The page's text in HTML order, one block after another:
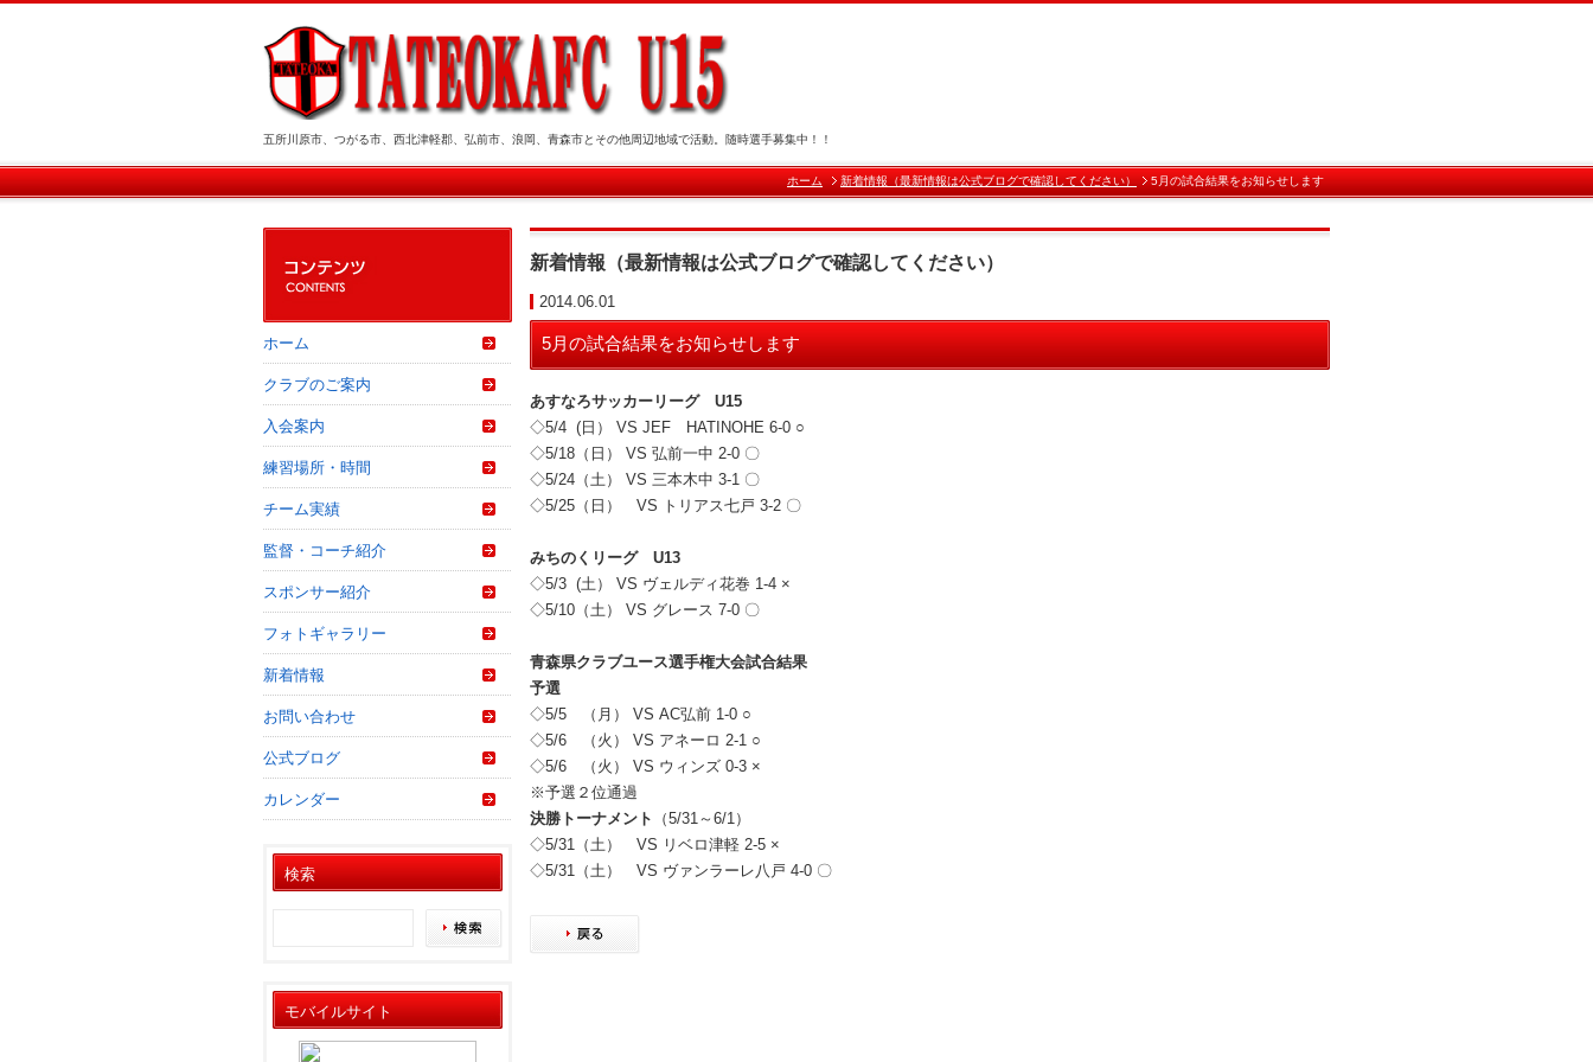
五所川原市、つがる市、西北津軽郡、弘前市、浪岡、青森市とその他周辺地域で活動。随時選手募集中！！
ホーム 新着情報（最新情報は公式ブログで確認してください） 5月の試合結果をお知らせします
新着情報（最新情報は公式ブログで確認してください）
2014.06.01
5月の試合結果をお知らせします
あすなろサッカーリーグ U15
◇5/4 (日） VS JEF HATINOHE 6-0 ○
◇5/18（日） VS 弘前一中 2-0 〇
◇5/24（土） VS 三本木中 3-1 〇
◇5/25（日） VS トリアス七戸 3-2 〇
みちのくリーグ U13
◇5/3 (土） VS ヴェルディ花巻 1-4 ×
◇5/10（土） VS グレース 7-0 〇
青森県クラブユース選手権大会試合結果
予選
◇5/5 （月） VS AC弘前 1-0 ○
◇5/6 （火） VS アネーロ 2-1 ○
◇5/6 （火） VS ウィンズ 0-3 ×
※予選２位通過
決勝トーナメント
（5/31～6/1）
◇5/31（土） VS リベロ津軽 2-5 ×
◇5/31（土） VS ヴァンラーレ八戸 4-0 〇
ホーム
クラブのご案内
入会案内
練習場所・時間
チーム実績
監督・コーチ紹介
スポンサー紹介
フォトギャラリー
新着情報
お問い合わせ
公式ブログ
カレンダー
検索
モバイルサイト